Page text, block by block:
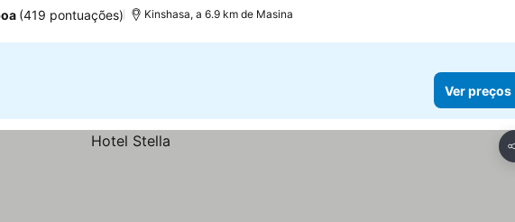
(419 pontuações) Kinshasa, a 6.9 km de Masina
Ver preços